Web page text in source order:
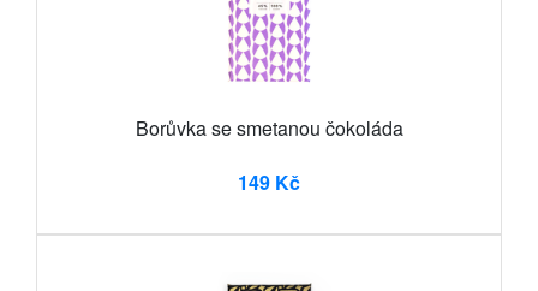
Borůvka se smetanou čokoláda
149 Kč